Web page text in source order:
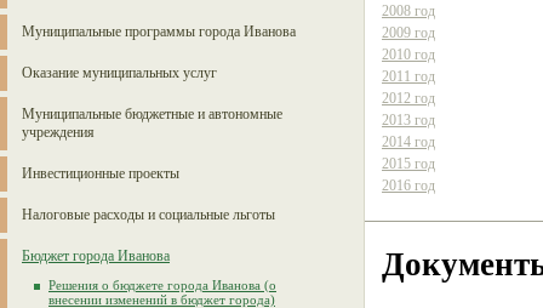
Муниципальные программы города Иванова
Оказание муниципальных услуг
Муниципальные бюджетные и автономные
учреждения
Инвестиционные проекты
Налоговые расходы и социальные льготы
Бюджет города Иванова
Решения о бюджете города Иванова (о
внесении изменений в бюджет города)
2008 год
2009 год
2010 год
2011 год
2012 год
2013 год
2014 год
2015 год
2016 год